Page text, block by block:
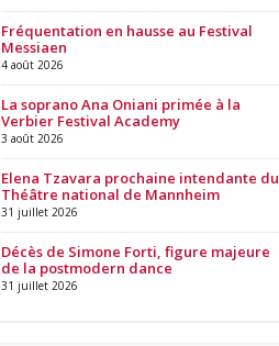
Fréquentation en hausse au Festival
Messiaen
4 août 2026
La soprano Ana Oniani primée à la
Verbier Festival Academy
3 août 2026
Elena Tzavara prochaine intendante du
Théâtre national de Mannheim
31 juillet 2026
Décès de Simone Forti, figure majeure
de la postmodern dance
31 juillet 2026